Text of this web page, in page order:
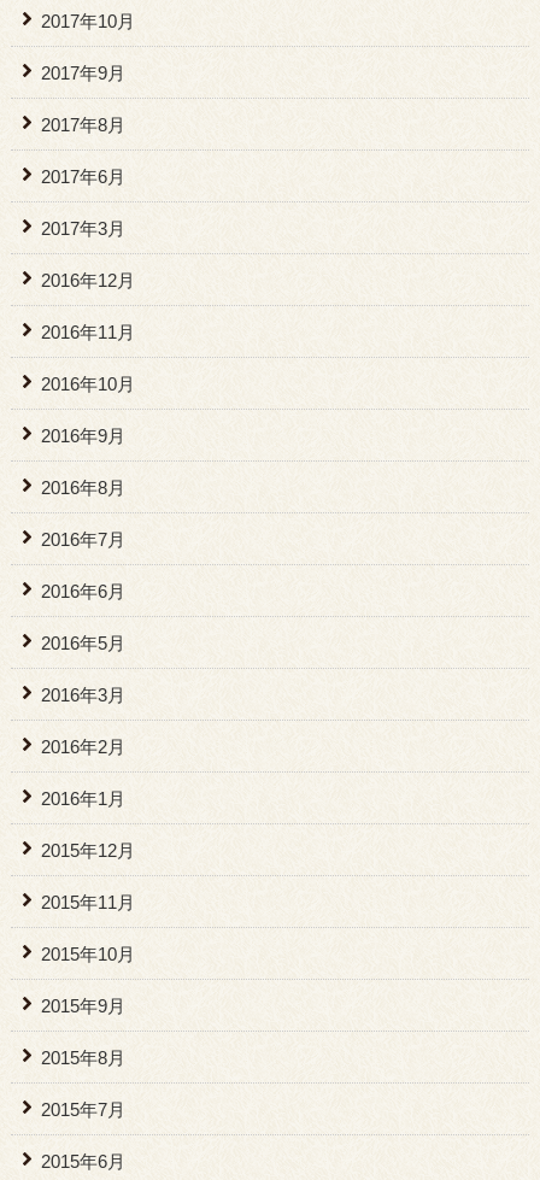
2017年10月
2017年9月
2017年8月
2017年6月
2017年3月
2016年12月
2016年11月
2016年10月
2016年9月
2016年8月
2016年7月
2016年6月
2016年5月
2016年3月
2016年2月
2016年1月
2015年12月
2015年11月
2015年10月
2015年9月
2015年8月
2015年7月
2015年6月